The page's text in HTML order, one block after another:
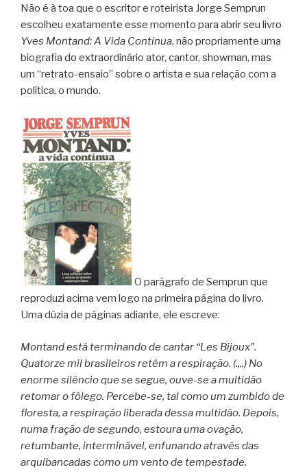
Não é à toa que o escritor e roteirista Jorge Semprun
escolheu exatamente esse momento para abrir seu livro
Yves Montand: A Vida Continua, não propriamente uma
biografia do extraordinário ator, cantor, showman, mas
um “retrato-ensaio” sobre o artista e sua relação com a
política, o mundo.
O parágrafo de Semprun que
reproduzi acima vem logo na primeira página do livro.
Uma dúzia de páginas adiante, ele escreve:
Montand está terminando de cantar “Les Bijoux”.
Quatorze mil brasileiros retêm a respiração. (.,..) No
enorme silêncio que se segue, ouve-se a multidão
retomar o fôlego. Percebe-se, tal como um zumbido de
floresta, a respiração liberada dessa multidão. Depois,
numa fração de segundo, estoura uma ovação,
retumbante, interminável, enfunando através das
arquibancadas como um vento de tempestade.